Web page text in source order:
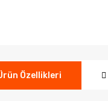
Özellikleri